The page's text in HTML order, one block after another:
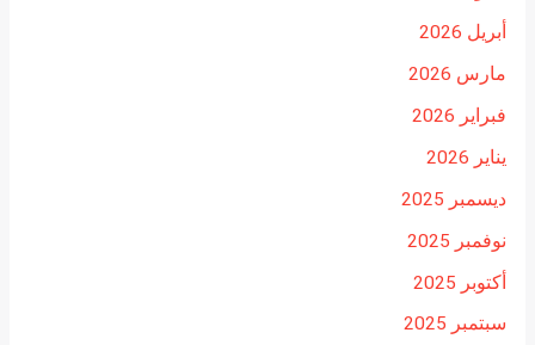
أبريل 2026
مارس 2026
فبراير 2026
يناير 2026
ديسمبر 2025
نوفمبر 2025
أكتوبر 2025
سبتمبر 2025